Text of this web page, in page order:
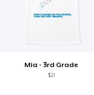
Mia - 3rd Grade
$21